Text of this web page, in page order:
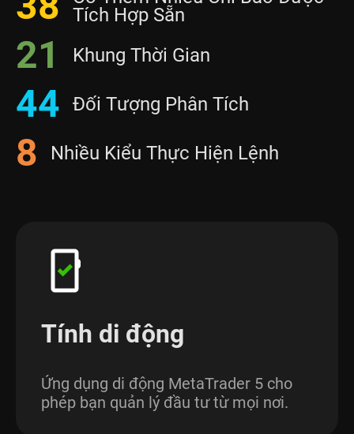
Tích Hợp Sẵn
21 Khung Thời Gian
44 Đối Tượng Phân Tích
8 Nhiều Kiểu Thực Hiện Lệnh
Tính di động
Ứng dụng di động MetaTrader 5 cho
phép bạn quản lý đầu tư từ mọi nơi.